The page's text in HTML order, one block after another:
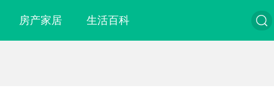
房产家居 生活百科